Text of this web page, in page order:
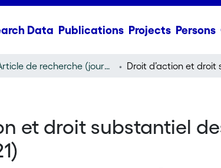
Data Publications Projects Persons
Article de recherche (journal article)
et droit substantiel